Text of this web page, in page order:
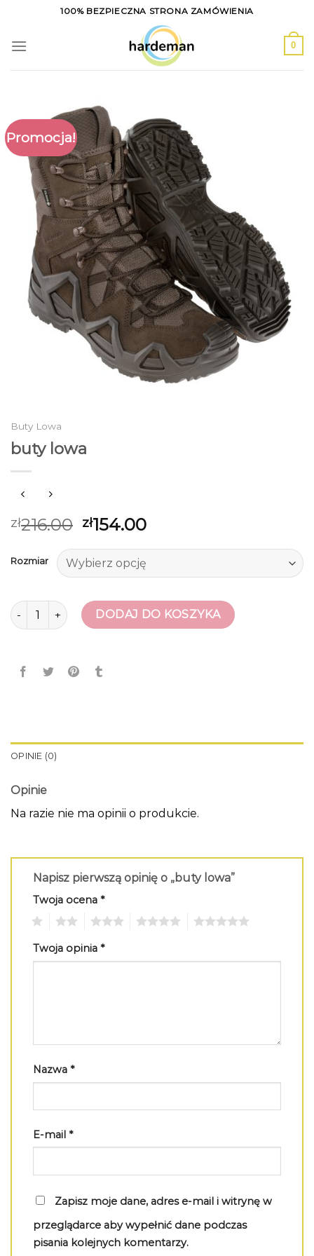
content
100% BEZPIECZNA STRONA ZAMÓWIENIA
0
Promocja!
Buty Lowa
buty lowa
zł216.00 zł154.00
Rozmiar
ilość buty lowa DODAJ DO KOSZYKA
OPINIE (0)
Opinie
Na razie nie ma opinii o produkcie.
Napisz pierwszą opinię o „buty lowa”
Twoja ocena *
Twoja opinia *
Nazwa *
E-mail *
Zapisz moje dane, adres e-mail i witrynę w
przeglądarce aby wypełnić dane podczas
pisania kolejnych komentarzy.